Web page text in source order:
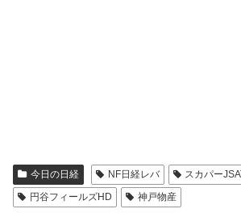
今日の日経 NF日経レバ
スカパー
円谷フィールズHD
神戸物産